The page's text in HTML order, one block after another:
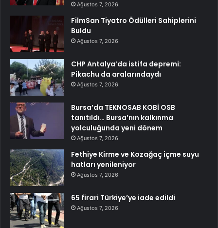
Ağustos 7, 2026
FilmSan Tiyatro Ödülleri Sahiplerini
Buldu
Ağustos 7, 2026
CHP Antalya’da istifa depremi:
Pikachu da aralarındaydı
Ağustos 7, 2026
Bursa’da TEKNOSAB KOBİ OSB
tanıtıldı… Bursa’nın kalkınma
yolculuğunda yeni dönem
Ağustos 7, 2026
Fethiye Kirme ve Kozağaç içme suyu
hatları yenileniyor
Ağustos 7, 2026
65 firari Türkiye’ye iade edildi
Ağustos 7, 2026